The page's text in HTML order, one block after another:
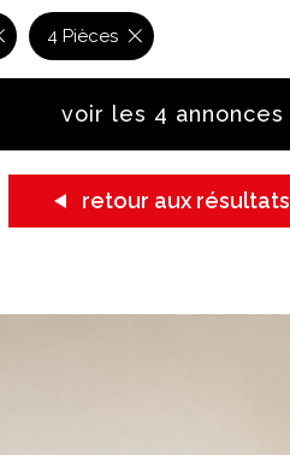
voir les 4 annonces
4 Pièces
retour aux résultats